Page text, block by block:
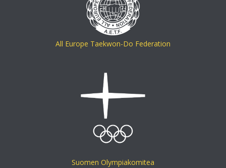
All Europe Taekwon-Do Federation
Suomen Olympiakomitea